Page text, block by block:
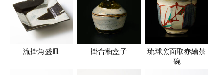
流掛角盛皿 掛合釉盒子
琉球窯面取赤繪茶
碗